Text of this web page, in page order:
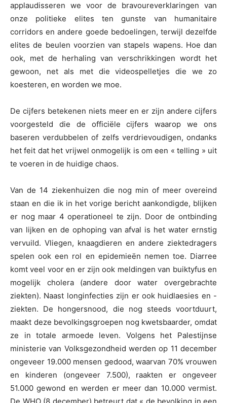
applaudisseren we voor de bravoureverklaringen van
onze politieke elites ten gunste van humanitaire
corridors en andere goede bedoelingen, terwijl dezelfde
elites de beulen voorzien van stapels wapens. Hoe dan
ook, met de herhaling van verschrikkingen wordt het
gewoon, net als met die videospelletjes die we zo
koesteren, en worden we moe.
De cijfers betekenen niets meer en er zijn andere cijfers
voorgesteld die de officiële cijfers waarop we ons
baseren verdubbelen of zelfs verdrievoudigen, ondanks
het feit dat het vrijwel onmogelijk is om een « telling » uit
te voeren in de huidige chaos.
Van de 14 ziekenhuizen die nog min of meer overeind
staan en die ik in het vorige bericht aankondigde, blijken
er nog maar 4 operationeel te zijn. Door de ontbinding
van lijken en de ophoping van afval is het water ernstig
vervuild. Vliegen, knaagdieren en andere ziektedragers
spelen ook een rol en epidemieën nemen toe. Diarree
komt veel voor en er zijn ook meldingen van buiktyfus en
mogelijk cholera (andere door water overgebrachte
ziekten). Naast longinfecties zijn er ook huidlaesies en -
ziekten. De hongersnood, die nog steeds voortduurt,
maakt deze bevolkingsgroepen nog kwetsbaarder, omdat
ze in totale armoede leven. Volgens het Palestijnse
ministerie van Volksgezondheid werden op 11 december
ongeveer 19.000 mensen gedood, waarvan 70% vrouwen
en kinderen (ongeveer 7.500), raakten er ongeveer
51.000 gewond en werden er meer dan 10.000 vermist.